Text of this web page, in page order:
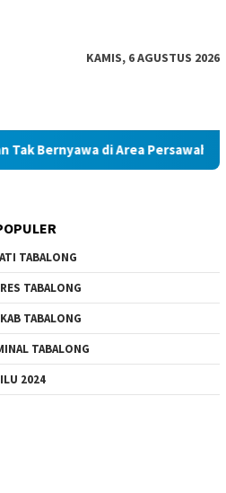
KAMIS, 6 AGUSTUS 2026
di Area Persawahan
TABALONG
TABALONG
TABALONG
TABALONG
2024